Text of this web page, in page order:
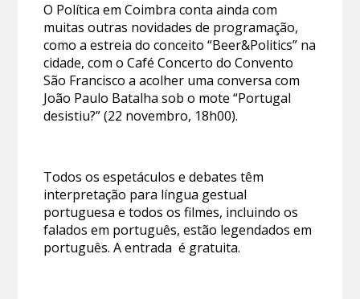
O Política em Coimbra conta ainda com
muitas outras novidades de programação,
como a estreia do conceito “Beer&Politics” na
cidade, com o Café Concerto do Convento
São Francisco a acolher uma conversa com
João Paulo Batalha sob o mote “Portugal
desistiu?” (22 novembro, 18h00).
Todos os espetáculos e debates têm
interpretação para língua gestual
portuguesa e todos os filmes, incluindo os
falados em português, estão legendados em
português. A entrada é gratuita.